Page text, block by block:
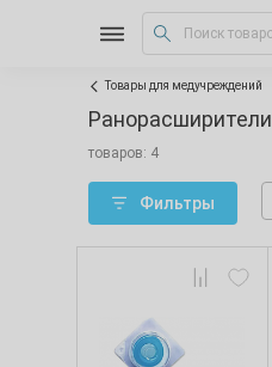
Товары для медучреждений
Ранорасширители
товаров: 4
Фильтры